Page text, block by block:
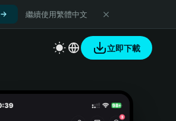
繼續使用繁體中文
立即下載